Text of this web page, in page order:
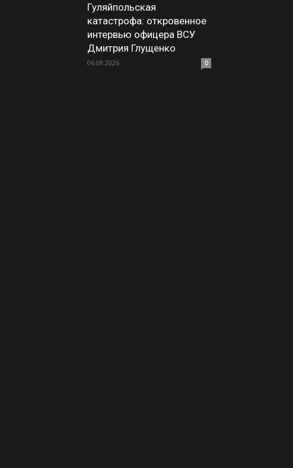
Гуляйпольская
катастрофа: откровенное
интервью офицера ВСУ
Дмитрия Глущенко
06.08.2026 0